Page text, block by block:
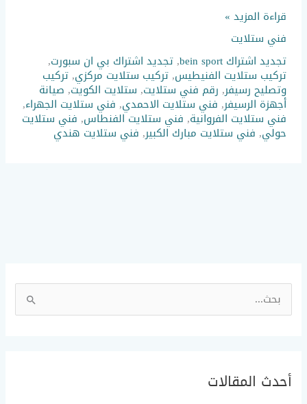
قراءة المزيد »
فني ستلايت
تجديد اشتراك bein sport
,تجديد اشتراك بي ان سبورت,
تركيب ستلايت الفنيطيس,تركيب ستلايت مركزي,تركيب
وتصليح رسيفر, رقم فني ستلايت, ستلايت الكويت, صيانة
أجهزة الرسيفر, فني ستلايت الاحمدي, فني ستلايت الجهراء,
فني ستلايت الفروانية, فني ستلايت الفنطاس, فني ستلايت
حولي, فني ستلايت مبارك الكبير, فني ستلايت هندي
ل
ث
أحدث المقالات